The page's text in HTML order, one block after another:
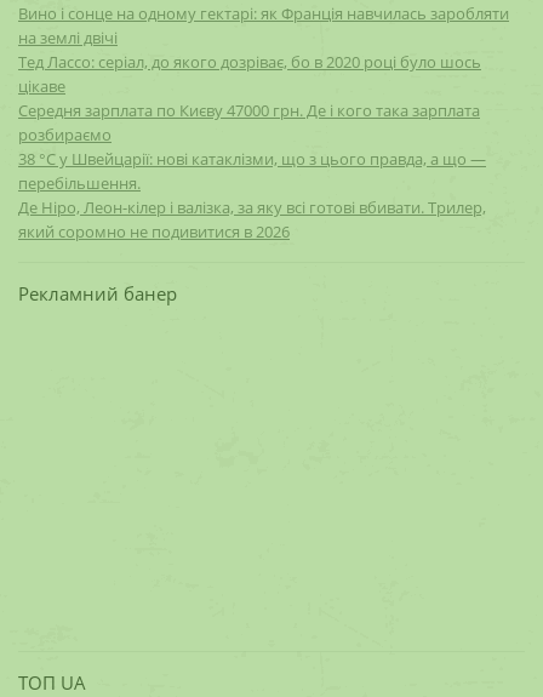
Вино і сонце на одному гектарі: як Франція навчилась заробляти
на землі двічі
Тед Лассо: серіал, до якого дозріває, бо в 2020 році було шось
цікаве
Середня зарплата по Києву 47000 грн. Де і кого така зарплата
розбираємо
38 °C у Швейцарії: нові катаклізми, що з цього правда, а що —
перебільшення.
Де Ніро, Леон-кілер і валізка, за яку всі готові вбивати. Трилер,
який соромно не подивитися в 2026
Рекламний банер
ТОП UA